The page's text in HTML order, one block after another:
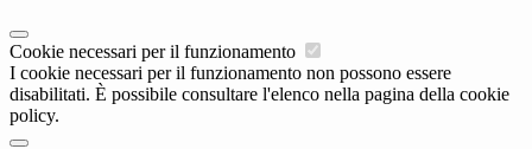
Cookie necessari per il funzionamento
I cookie necessari per il funzionamento non possono essere
disabilitati. È possibile consultare l'elenco nella pagina della cookie
policy.